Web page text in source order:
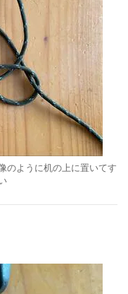
のように机の上に置いてす